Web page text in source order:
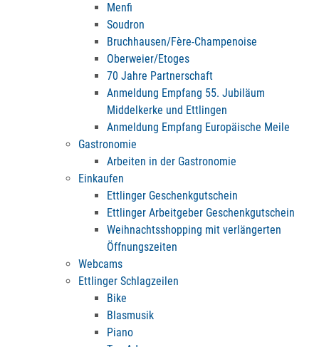
Menfi
Soudron
Bruchhausen/Fère-Champenoise
Oberweier/Etoges
70 Jahre Partnerschaft
Anmeldung Empfang 55. Jubiläum
Middelkerke und Ettlingen
Anmeldung Empfang Europäische Meile
Gastronomie
Arbeiten in der Gastronomie
Einkaufen
Ettlinger Geschenkgutschein
Ettlinger Arbeitgeber Geschenkgutschein
Weihnachtsshopping mit verlängerten
Öffnungszeiten
Webcams
Ettlinger Schlagzeilen
Bike
Blasmusik
Piano